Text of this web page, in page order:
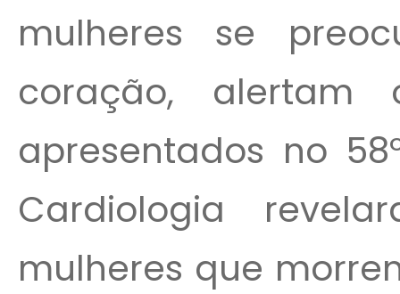
mulheres se
coração, alertam
apresentados no
Cardiologia
mulheres que